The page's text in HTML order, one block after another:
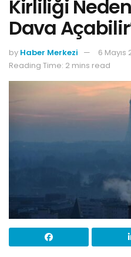
Kirliliği
Dava
by Haber Merkezi
6 Mayıs
Reading Time: 2 mins read